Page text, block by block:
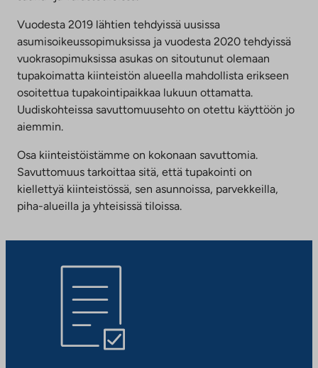
Vuodesta 2019 lähtien tehdyissä uusissa
asumisoikeussopimuksissa ja vuodesta 2020 tehdyissä
vuokrasopimuksissa asukas on sitoutunut olemaan
tupakoimatta kiinteistön alueella mahdollista erikseen
osoitettua tupakointipaikkaa lukuun ottamatta.
Uudiskohteissa savuttomuusehto on otettu käyttöön jo
aiemmin.
Osa kiinteistöistämme on kokonaan savuttomia.
Savuttomuus tarkoittaa sitä, että tupakointi on
kiellettyä kiinteistössä, sen asunnoissa, parvekkeilla,
piha-alueilla ja yhteisissä tiloissa.